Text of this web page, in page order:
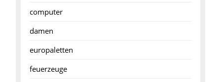
computer
damen
europaletten
feuerzeuge